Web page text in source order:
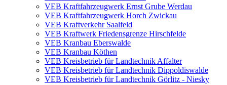
VEB Kraftfahrzeugwerk Ernst Grube Werdau
VEB Kraftfahrzeugwerk Horch Zwickau
VEB Kraftverkehr Saalfeld
VEB Kraftwerk Friedensgrenze Hirschfelde
VEB Kranbau Eberswalde
VEB Kranbau Köthen
VEB Kreisbetrieb für Landtechnik Affalter
VEB Kreisbetrieb für Landtechnik Dippoldiswalde
VEB Kreisbetrieb für Landtechnik Görlitz - Niesky